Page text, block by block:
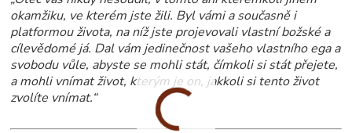
okamžiku, ve kterém jste žili. Byl vámi a současně i
platformou života, na níž jste projevovali vlastní božské a
cílevědomé já. Dal vám jedinečnost vašeho vlastního ega a
svobodu vůle, abyste se mohli stát, čímkoli si stát přejete,
a mohli vnímat život, kterým je on, jakkoli si tento život
zvolíte vnímat.“